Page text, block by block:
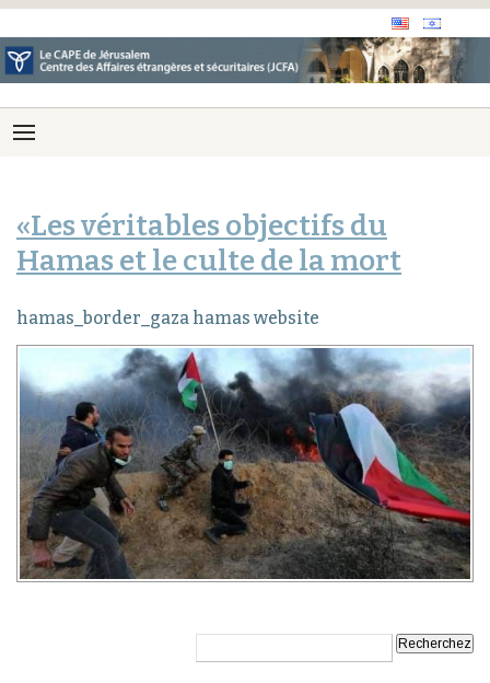
«Les véritables objectifs du
Hamas et le culte de la mort
hamas_border_gaza hamas website